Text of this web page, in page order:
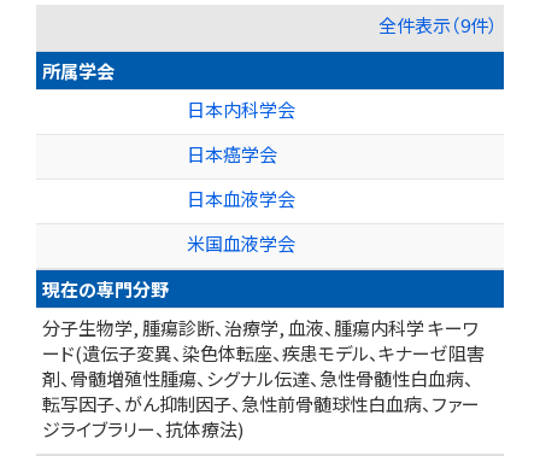
全件表示（9件）
所属学会
日本内科学会
日本癌学会
日本血液学会
米国血液学会
現在の専門分野
分子生物学, 腫瘍診断、治療学, 血液、腫瘍内科学 キーワ
ード(遺伝子変異、染色体転座、疾患モデル、キナーゼ阻害
剤、骨髄増殖性腫瘍、シグナル伝達、急性骨髄性白血病、
転写因子、がん抑制因子、急性前骨髄球性白血病、ファー
ジライブラリー、抗体療法)